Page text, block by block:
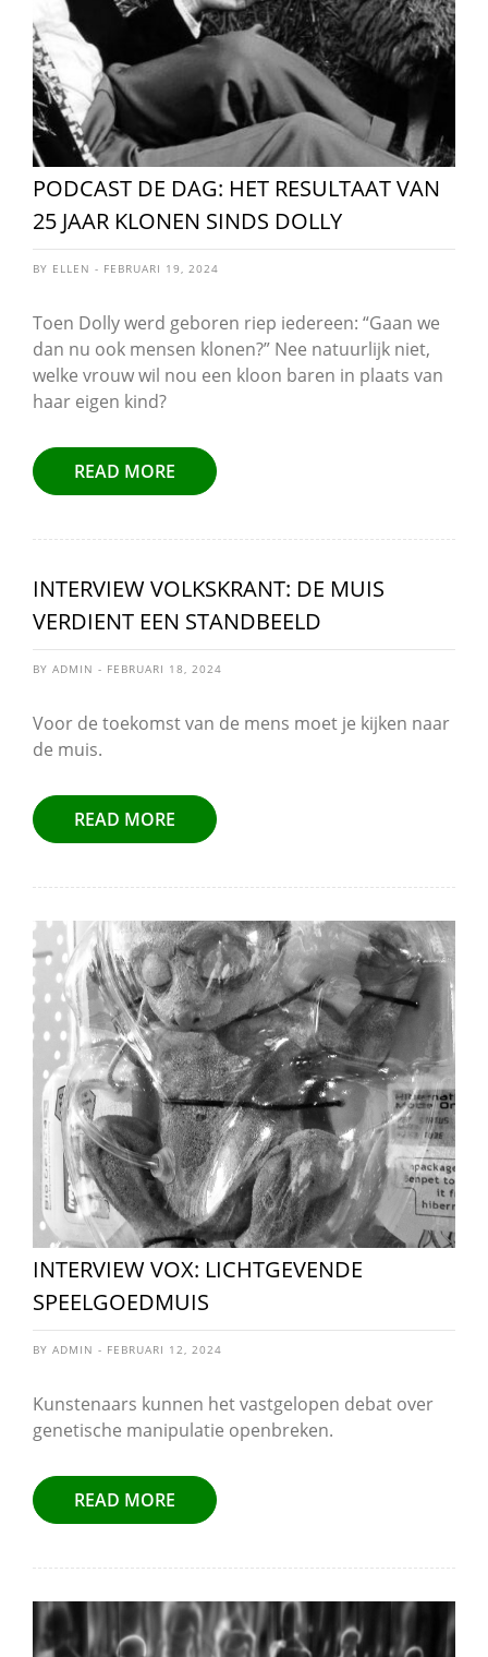
PODCAST DE DAG: HET RESULTAAT VAN
25 JAAR KLONEN SINDS DOLLY
BY ELLEN - FEBRUARI 19, 2024
Toen Dolly werd geboren riep iedereen: “Gaan we
dan nu ook mensen klonen?” Nee natuurlijk niet,
welke vrouw wil nou een kloon baren in plaats van
haar eigen kind?
READ MORE
INTERVIEW VOLKSKRANT: DE MUIS
VERDIENT EEN STANDBEELD
BY ADMIN - FEBRUARI 18, 2024
Voor de toekomst van de mens moet je kijken naar
de muis.
READ MORE
INTERVIEW VOX: LICHTGEVENDE
SPEELGOEDMUIS
BY ADMIN - FEBRUARI 12, 2024
Kunstenaars kunnen het vastgelopen debat over
genetische manipulatie openbreken.
READ MORE